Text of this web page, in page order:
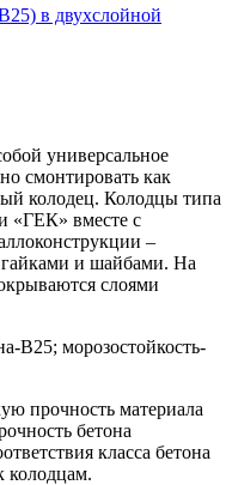
в двухслойной
универсальное
смонтировать как
колодец. Колодцы типа
«ГЕК» вместе с
–
и шайбами. На
слоями
В25; морозостойкость-
прочность материала
бетона
класса бетона
колодцам.